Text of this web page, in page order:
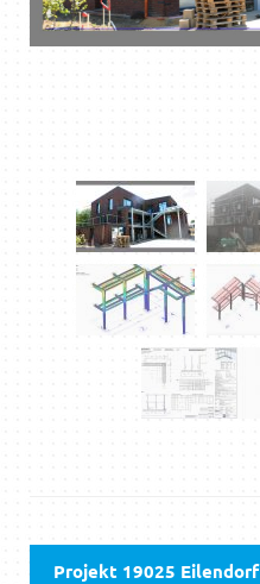
Projekt 19025 Eilendorf